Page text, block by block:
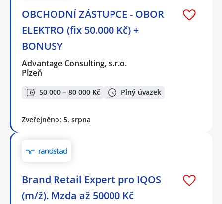
OBCHODNÍ ZÁSTUPCE - OBOR
ELEKTRO (fix 50.000 Kč) +
BONUSY
Advantage Consulting, s.r.o.
Plzeň
50 000 – 80 000 Kč Plný úvazek
Zveřejněno: 5. srpna
Brand Retail Expert pro IQOS
(m/ž). Mzda až 50000 Kč